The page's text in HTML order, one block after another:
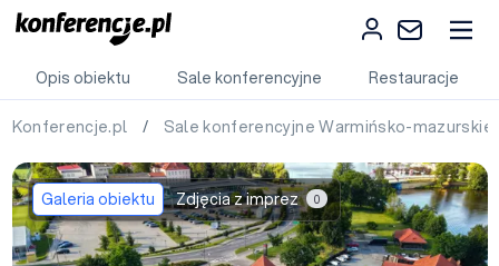
Opis obiektu Sale konferencyjne Restauracje
Konferencje.pl / Sale konferencyjne Warmińsko-mazurskie
Galeria obiektu Zdjęcia z imprez 0